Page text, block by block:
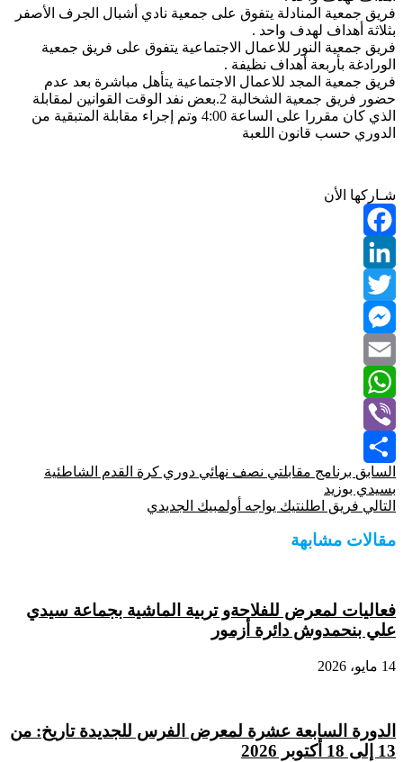
فريق جمعية المنادلة يتفوق على جمعية نادي أشبال الجرف الأصفر
بثلاثة أهداف لهدف واحد .
فريق جمعية النور للاعمال الاجتماعية يتفوق على فريق جمعية
الورادغة بأربعة أهداف نظيفة .
فريق جمعية المجد للاعمال الاجتماعية يتأهل مباشرة بعد عدم
حضور فريق جمعية الشخالبة 2.بعض نفد الوقت القوانين لمقابلة
الذي كان مقررا على الساعة 4:00 وتم إجراء مقابلة المتبقية من
الدوري حسب قانون اللعبة
شـاركها الأن
Facebook
LinkedIn
Twitter
Messenger
Email
WhatsApp
Viber
Share
السابق برنامج مقابلتي نصف نهائي دوري كرة القدم الشاطئية
بسيدي بوزيد
التالي فريق اطلنتيك يواجه أولمبيك الجديدي
مقالات مشابهة
فعاليات لمعرض للفلاحةو تربية الماشية بجماعة سيدي
علي بنحمدوش دائرة أزمور
14 مايو، 2026
الدورة السابعة عشرة لمعرض الفرس للجديدة تاريخ: من
13 إلى 18 أكتوبر 2026